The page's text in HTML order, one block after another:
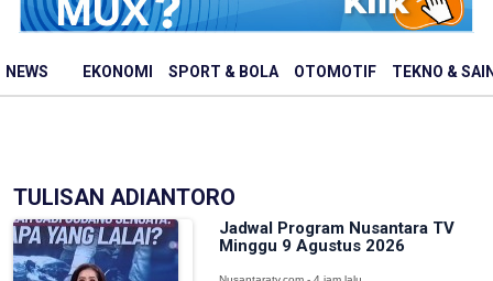
NEWS EKONOMI SPORT & BOLA OTOMOTIF TEKNO &
TULISAN ADIANTORO
Jadwal Program Nusantara TV
Minggu 9 Agustus 2026